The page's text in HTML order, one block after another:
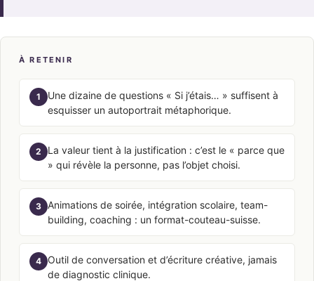
À RETENIR
1
Une dizaine de questions « Si j’étais… » suffisent à
esquisser un autoportrait métaphorique.
2
La valeur tient à la justification : c’est le « parce que
» qui révèle la personne, pas l’objet choisi.
3 Animations de soirée, intégration scolaire, team-
building, coaching : un format-couteau-suisse.
4
Outil de conversation et d’écriture créative, jamais
de diagnostic clinique.